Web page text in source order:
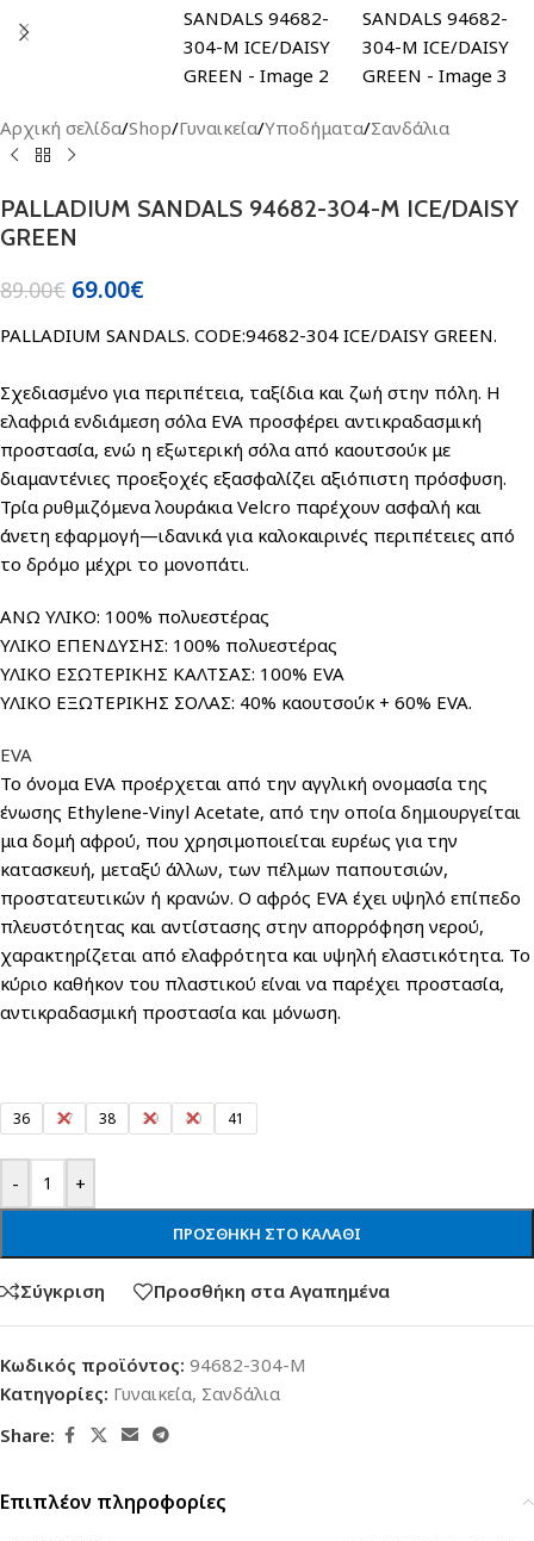
Αρχική σελίδα/Shop/Γυναικεία/Υποδήματα/Σανδάλια
PALLADIUM SANDALS 94682-304-M ICE/DAISY
GREEN
89.00€ 69.00€
PALLADIUM SANDALS. CODE:94682-304 ICE/DAISY GREEN.
Σχεδιασμένο για περιπέτεια, ταξίδια και ζωή στην πόλη. Η
ελαφριά ενδιάμεση σόλα EVA προσφέρει αντικραδασμική
προστασία, ενώ η εξωτερική σόλα από καουτσούκ με
διαμαντένιες προεξοχές εξασφαλίζει αξιόπιστη πρόσφυση.
Τρία ρυθμιζόμενα λουράκια Velcro παρέχουν ασφαλή και
άνετη εφαρμογή—ιδανικά για καλοκαιρινές περιπέτειες από
το δρόμο μέχρι το μονοπάτι.
ΑΝΩ ΥΛΙΚΟ: 100% πολυεστέρας
ΥΛΙΚΟ ΕΠΕΝΔΥΣΗΣ: 100% πολυεστέρας
ΥΛΙΚΟ ΕΣΩΤΕΡΙΚΗΣ ΚΑΛΤΣΑΣ: 100% EVA
ΥΛΙΚΟ ΕΞΩΤΕΡΙΚΗΣ ΣΟΛΑΣ: 40% καουτσούκ + 60% EVA.
EVA
Το όνομα EVA προέρχεται από την αγγλική ονομασία της
ένωσης Ethylene-Vinyl Acetate, από την οποία δημιουργείται
μια δομή αφρού, που χρησιμοποιείται ευρέως για την
κατασκευή, μεταξύ άλλων, των πέλμων παπουτσιών,
προστατευτικών ή κρανών. Ο αφρός EVA έχει υψηλό επίπεδο
πλευστότητας και αντίστασης στην απορρόφηση νερού,
χαρακτηρίζεται από ελαφρότητα και υψηλή ελαστικότητα. Το
κύριο καθήκον του πλαστικού είναι να παρέχει προστασία,
αντικραδασμική προστασία και μόνωση.
36 37 38 39 40 41
- +
ΠΡΟΣΘΉΚΗ ΣΤΟ ΚΑΛΆΘΙ
Σύγκριση Προσθήκη στα Αγαπημένα
Κωδικός προϊόντος: 94682-304-M
Κατηγορίες: Γυναικεία, Σανδάλια
Share:
Επιπλέον πληροφορίες